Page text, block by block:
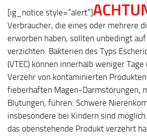
[ig_notice style=“alert“]
Verbraucher, die eines oder mehrere
erworben haben, sollten unbedingt
verzichten. Bakterien des Typs
(VTEC) können innerhalb weniger
Verzehr von kontaminierten
fieberhaften Magen-Darmstörungen,
Blutungen, führen. Schwere
insbesondere bei Kindern sind
das obenstehende Produkt verzehrt